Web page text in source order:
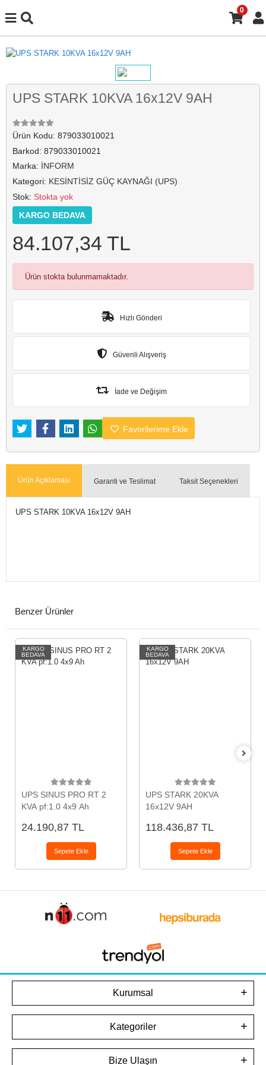
0
UPS STARK 10KVA 16x12V 9AH
Ürün Kodu: 879033010021
Barkod: 879033010021
Marka: İNFORM
Kategori: KESİNTİSİZ GÜÇ KAYNAĞI (UPS)
Stok: Stokta yok
KARGO BEDAVA
84.107,34 TL
Ürün stokta bulunmamaktadır.
Hızlı Gönderi
Güvenli Alışveriş
İade ve Değişim
Favorilerime Ekle
Ürün Açıklaması Garanti ve Teslimat Taksit Seçenekleri
UPS STARK 10KVA 16x12V 9AH
Benzer Ürünler
KARGO
BEDAVA
UPS SINUS PRO RT 2
KVA pf:1.0 4x9 Ah
24.190,87 TL
Sepete Ekle
KARGO
BEDAVA
UPS STARK 20KVA
16x12V 9AH
118.436,87 TL
Sepete Ekle
Kurumsal
Kategoriler
Bize Ulaşın